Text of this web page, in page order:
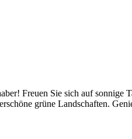
Freuen Sie sich auf sonnige
grüne Landschaften.